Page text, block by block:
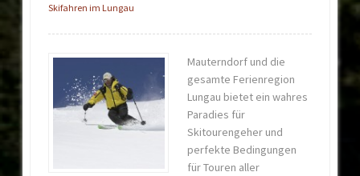
Skifahren im Lungau
Mauterndorf und die
gesamte Ferienregion
Lungau bietet ein wahres
Paradies für
Skitourengeher und
perfekte Bedingungen
für Touren aller